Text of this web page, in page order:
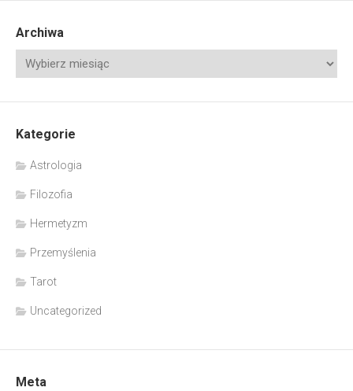
Archiwa
Kategorie
Astrologia
Filozofia
Hermetyzm
Przemyślenia
Tarot
Uncategorized
Meta